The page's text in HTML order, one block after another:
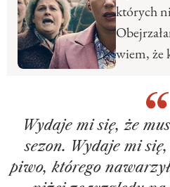
których
wiem, że
Wydaje mi się, że
sezon. Wydaje mi
piwo, którego